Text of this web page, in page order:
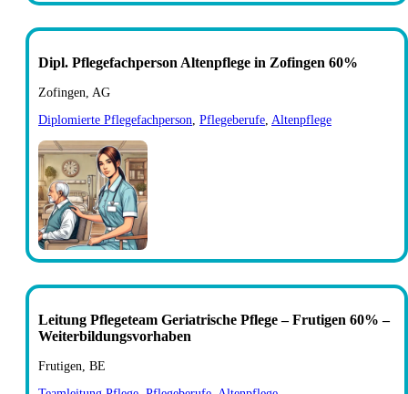
Dipl. Pflegefachperson Altenpflege in Zofingen 60%
Zofingen, AG
Diplomierte Pflegefachperson, Pflegeberufe, Altenpflege
Leitung Pflegeteam Geriatrische Pflege – Frutigen 60% –
Weiterbildungsvorhaben
Frutigen, BE